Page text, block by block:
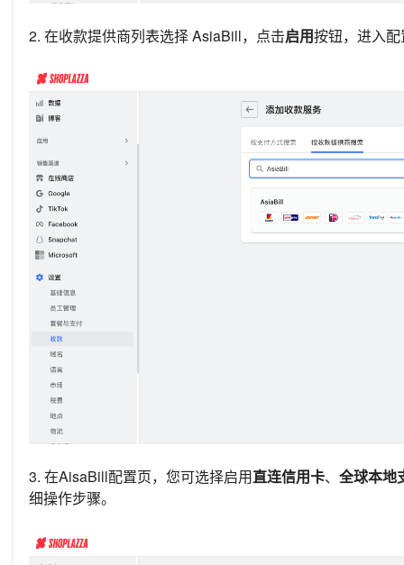
2. 在收款提供商列表选择 AsiaBill，点击启用按钮，进入
3. 在AisaBill配置页，您可选择启用直连信用卡、 全球本地
细操作步骤。